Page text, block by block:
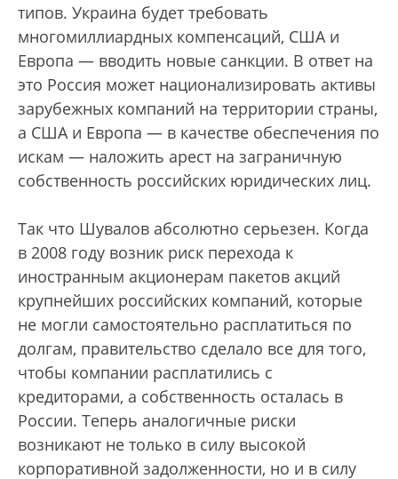
типов. Украина будет требовать
многомиллиардных компенсаций, США и
Европа — вводить новые санкции. В ответ на
это Россия может национализировать активы
зарубежных компаний на территории страны,
а США и Европа — в качестве обеспечения по
искам — наложить арест на заграничную
собственность российских юридических лиц.
Так что Шувалов абсолютно серьезен. Когда
в 2008 году возник риск перехода к
иностранным акционерам пакетов акций
крупнейших российских компаний, которые
не могли самостоятельно расплатиться по
долгам, правительство сделало все для того,
чтобы компании расплатились с
кредиторами, а собственность осталась в
России. Теперь аналогичные риски
возникают не только в силу высокой
корпоративной задолженности, но и в силу